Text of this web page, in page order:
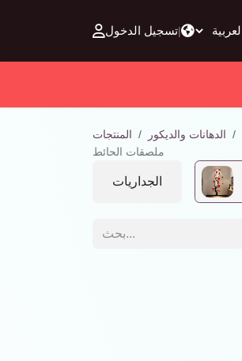
|تسجيل الدخول
المنتجات الدهانات والديكور
ملصقات الحائط
الجداريات